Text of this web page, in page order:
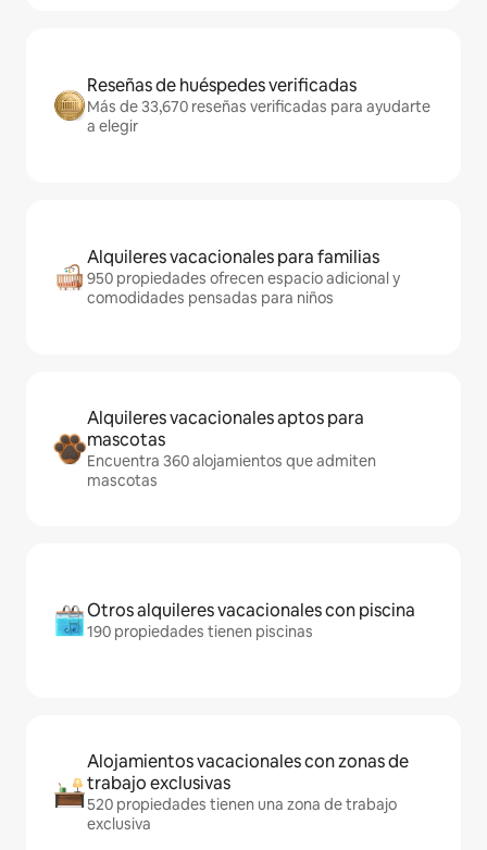
Reseñas de huéspedes verificadas
Más de 33,670 reseñas verificadas para ayudarte
a elegir
Alquileres vacacionales para familias
950 propiedades ofrecen espacio adicional y
comodidades pensadas para niños
Alquileres vacacionales aptos para
mascotas
Encuentra 360 alojamientos que admiten
mascotas
Otros alquileres vacacionales con piscina
190 propiedades tienen piscinas
Alojamientos vacacionales con zonas de
trabajo exclusivas
520 propiedades tienen una zona de trabajo
exclusiva